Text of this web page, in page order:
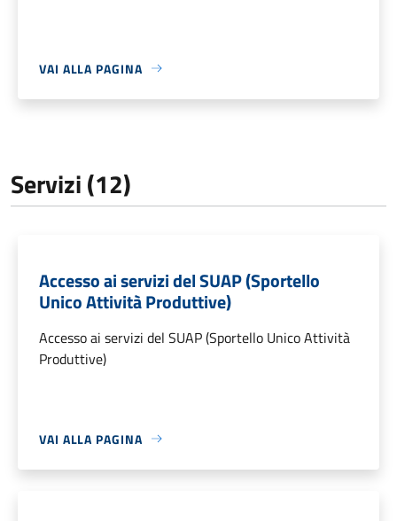
VAI ALLA PAGINA
Servizi (12)
Accesso ai servizi del SUAP (Sportello
Unico Attività Produttive)
Accesso ai servizi del SUAP (Sportello Unico Attività
Produttive)
VAI ALLA PAGINA